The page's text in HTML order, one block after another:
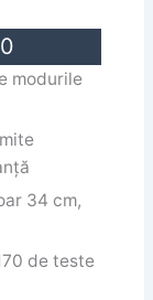
modurile
34 cm,
de teste